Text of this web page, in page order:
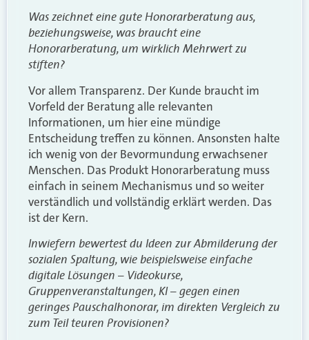
Was zeichnet eine gute Honorarberatung aus,
beziehungsweise, was braucht eine
Honorarberatung, um wirklich Mehrwert zu
stiften?
Vor allem Transparenz. Der Kunde braucht im
Vorfeld der Beratung alle relevanten
Informationen, um hier eine mündige
Entscheidung treffen zu können. Ansonsten halte
ich wenig von der Bevormundung erwachsener
Menschen. Das Produkt Honorarberatung muss
einfach in seinem Mechanismus und so weiter
verständlich und vollständig erklärt werden. Das
ist der Kern.
Inwiefern bewertest du Ideen zur Abmilderung der
sozialen Spaltung, wie beispielsweise einfache
digitale Lösungen – Videokurse,
Gruppenveranstaltungen, KI – gegen einen
geringes Pauschalhonorar, im direkten Vergleich zu
zum Teil teuren Provisionen?